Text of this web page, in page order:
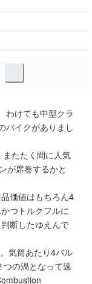
わけても中型クラ
バイクがありまし
たたく間に人気
が席巻するかと
価値はもちろん4
つトルクフルに
断したゆえんで
気筒あたり4バル
の渦となって速